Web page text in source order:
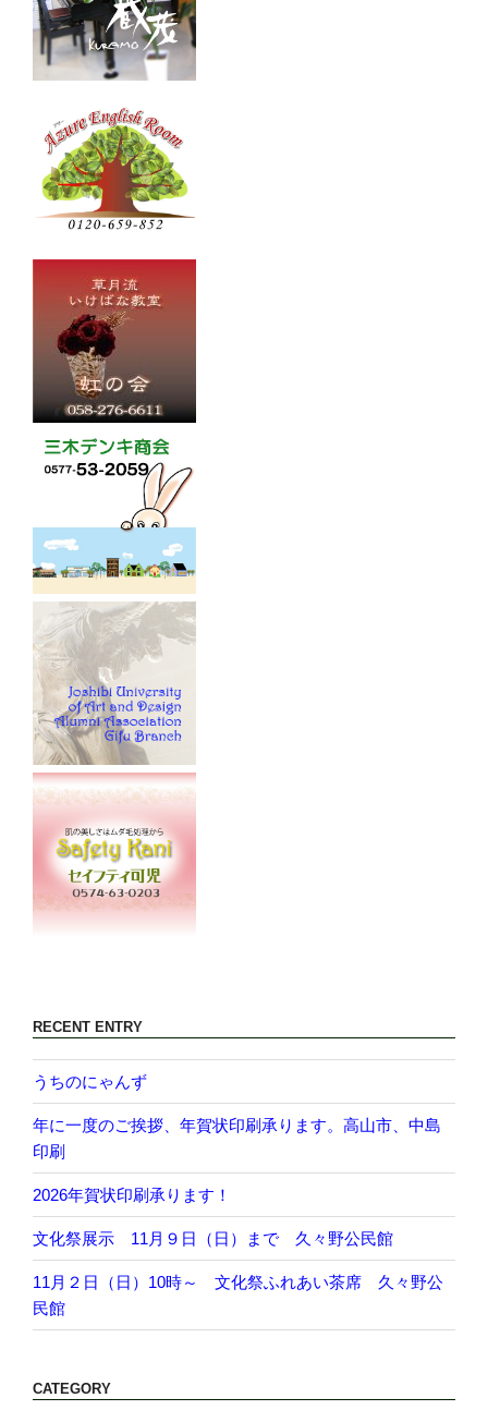
RECENT ENTRY
うちのにゃんず
年に一度のご挨拶、年賀状印刷承ります。高山市、中島
印刷
2026年賀状印刷承ります！
文化祭展示 11月９日（日）まで 久々野公民館
11月２日（日）10時～ 文化祭ふれあい茶席 久々野公
民館
CATEGORY